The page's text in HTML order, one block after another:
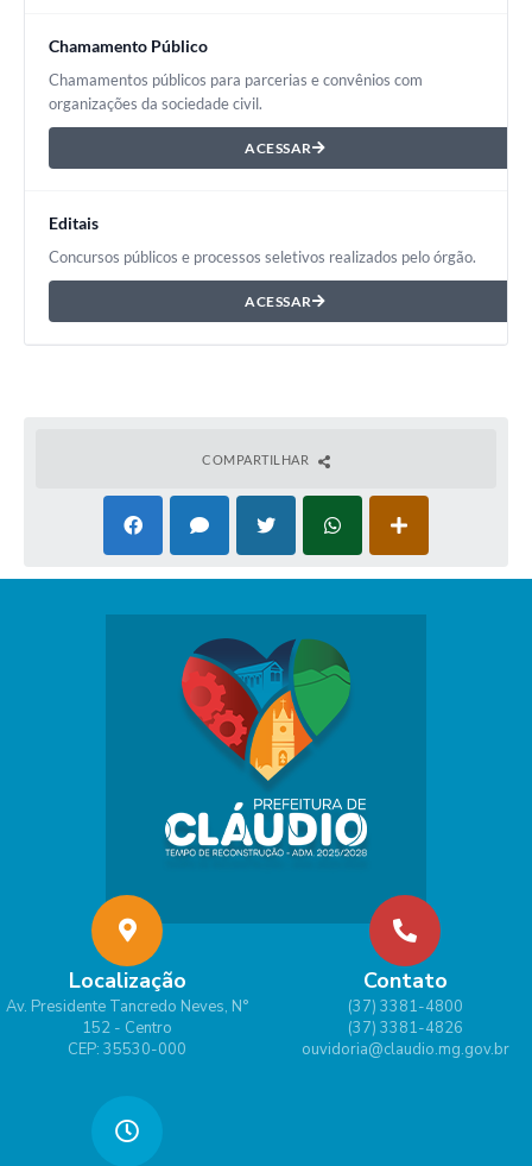
Chamamento Público
Chamamentos públicos para parcerias e convênios com
organizações da sociedade civil.
ACESSAR
Editais
Concursos públicos e processos seletivos realizados pelo órgão.
ACESSAR
COMPARTILHAR
Localização
Av. Presidente Tancredo Neves, N°
152 - Centro
CEP: 35530-000
Contato
(37) 3381-4800
(37) 3381-4826
ouvidoria@claudio.mg.gov.br